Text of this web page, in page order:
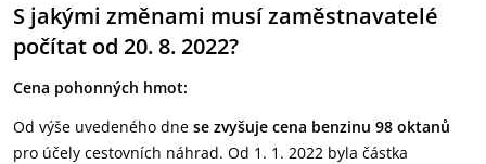
S jakými změnami musí zaměstnavatelé
počítat od 20. 8. 2022?
Cena pohonných hmot:
Od výše uvedeného dne se zvyšuje cena benzinu 98 oktanů
pro účely cestovních náhrad. Od 1. 1. 2022 byla částka